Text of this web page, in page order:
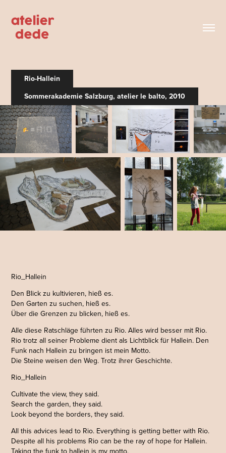
Rio-Hallein
Sommerakademie Salzburg, atelier le balto, 2010
Rio_Hallein
Den Blick zu kultivieren, hieß es.
Den Garten zu suchen, hieß es.
Über die Grenzen zu blicken, hieß es.
Alle diese Ratschläge führten zu Rio. Alles wird besser mit Rio.
Rio trotz all seiner Probleme dient als Lichtblick für Hallein. Den
Funk nach Hallein zu bringen ist mein Motto.
Die Steine weisen den Weg. Trotz ihrer Geschichte.
Rio_Hallein
Cultivate the view, they said.
Search the garden, they said.
Look beyond the borders, they said.
All this advices lead to Rio. Everything is getting better with Rio.
Despite all his problems Rio can be the ray of hope for Hallein.
Taking the funk to hallein is my motto.